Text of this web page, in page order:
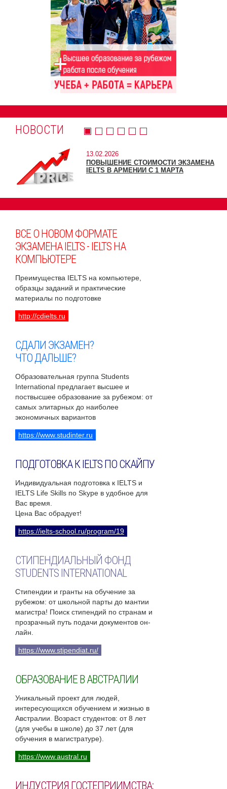
НОВОСТИ
13.02.2026
ПОВЫШЕНИЕ СТОИМОСТИ ЭКЗАМЕНА
IELTS В АРМЕНИИ С 1 МАРТА
ВСЕ О НОВОМ ФОРМАТЕ
ЭКЗАМЕНА IELTS - IELTS НА
КОМПЬЮТЕРЕ
Преимущества IELTS на компьютере,
образцы заданий и практические
материалы по подготовке
http://cdielts.ru
СДАЛИ ЭКЗАМЕН?
ЧТО ДАЛЬШЕ?
Образовательная группа Students
International предлагает высшее и
поствысшее образование за рубежом: от
самых элитарных до наиболее
экономичных вариантов
https://www.studinter.ru
ПОДГОТОВКА К IELTS ПО СКАЙПУ
Индивидуальная подготовка к IELTS и
IELTS Life Skills по Skype в удобное для
Вас время.
Цена Вас обрадует!
https://ielts-school.ru/program/19
СТИПЕНДИАЛЬНЫЙ ФОНД
STUDENTS INTERNATIONAL
Стипендии и гранты на обучение за
рубежом: от школьной парты до мантии
магистра! Поиск стипендий по странам и
прозрачный путь подачи документов он-
лайн.
https://www.stipendiat.ru/
ОБРАЗОВАНИЕ В АВСТРАЛИИ
Уникальный проект для людей,
интересующихся обучением и жизнью в
Австралии. Возраст студентов: от 8 лет
(для учебы в школе) до 37 лет (для
обучения в магистратуре).
https://www.austral.ru
ИНДУСТРИЯ ГОСТЕПРИИМСТВА: